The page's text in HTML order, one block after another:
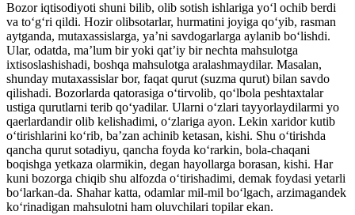
Bozor iqtisodiyoti shuni bilib, olib sotish ishlariga yo‘l ochib berdi
va to‘g‘ri qildi. Hozir olibsotarlar, hurmatini joyiga qo‘yib, rasman
aytganda, mutaxassislarga, ya’ni savdogarlarga aylanib bo‘lishdi.
Ular, odatda, ma’lum bir yoki qat’iy bir nechta mahsulotga
ixtisoslashishadi, boshqa mahsulotga aralashmaydilar. Masalan,
shunday mutaxassislar bor, faqat qurut (suzma qurut) bilan savdo
qilishadi. Bozorlarda qatorasiga o‘tirvolib, qo‘lbola peshtaxtalar
ustiga qurutlarni terib qo‘yadilar. Ularni o‘zlari tayyorlaydilarmi yo
qaerlardandir olib kelishadimi, o‘zlariga ayon. Lekin xaridor kutib
o‘tirishlarini ko‘rib, ba’zan achinib ketasan, kishi. Shu o‘tirishda
qancha qurut sotadiyu, qancha foyda ko‘rarkin, bola-chaqani
boqishga yetkaza olarmikin, degan hayollarga borasan, kishi. Har
kuni bozorga chiqib shu alfozda o‘tirishadimi, demak foydasi yetarli
bo‘larkan-da. Shahar katta, odamlar mil-mil bo‘lgach, arzimagandek
ko‘rinadigan mahsulotni ham oluvchilari topilar ekan.